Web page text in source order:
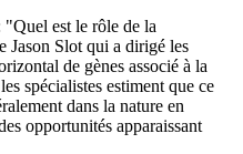
"Quel est le rôle de la
Jason Slot qui a dirigé les
de gènes associé à la
spécialistes estiment que ce
dans la nature en
opportunités apparaissant